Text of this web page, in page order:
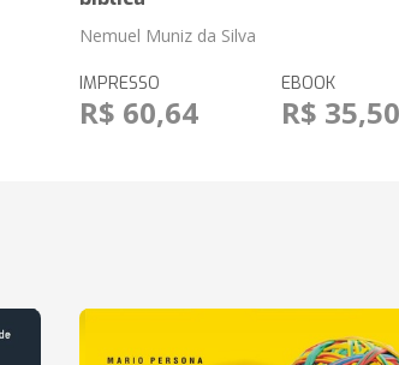
Nemuel Muniz da Silva
IMPRESSO
R$ 60,64
EBOOK
R$ 35,50